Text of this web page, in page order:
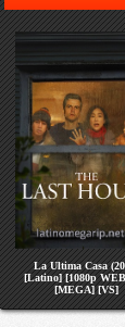
La Ultima Casa
[Latino] [1080p
[MEGA] [VS]